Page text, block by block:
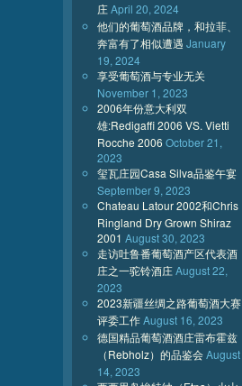
庄April 20, 2024
他们的葡萄酒品牌，和拉菲、
奔富有了相似遭遇 January
19, 2024
享受葡萄酒与专业无关
November 1, 2023
2006年份意大利双
雄:Redigaffi 2006 VS. Vietti
Rocche 2006 October 21,
2023
玺瓦庄园Casa Silva品鉴午宴
September 9, 2023
Chateau Latour 2002和Chris
Ringland Dry Grown Shiraz
2001 August 30, 2023
走访吐鲁番葡萄酒产区代表酒
庄之一驼铃酒庄August 22,
2023
2023新疆丝绸之路葡萄酒大赛
评委工作August 16, 2023
德国精品葡萄酒酒庄雷布霍兹
（Rebholz）的品鉴会August
14, 2023